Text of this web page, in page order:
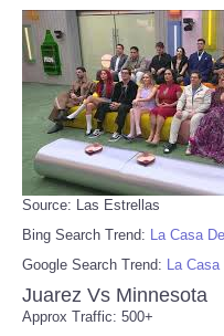
Source: Las Estrellas
Bing Search Trend: La Casa
Google Search Trend: La
Juarez Vs Minnesota
Approx Traffic: 500+